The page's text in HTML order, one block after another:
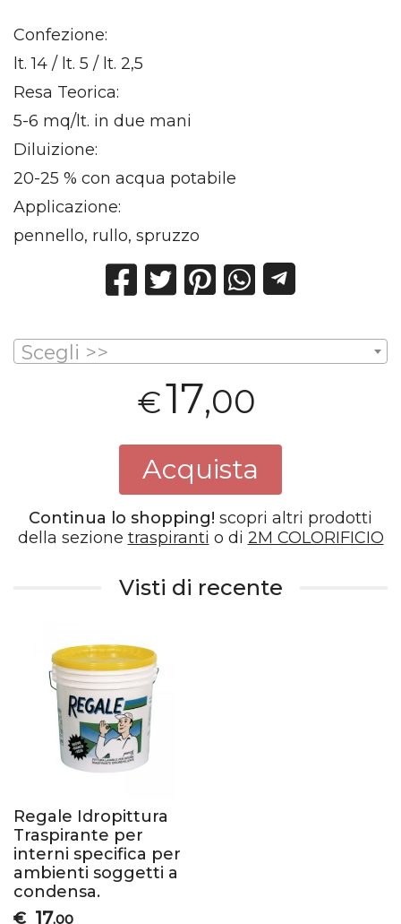
Confezione:
lt. 14 / lt. 5 / lt. 2,5
Resa Teorica:
5-6 mq/lt. in due mani
Diluizione:
20-25 % con acqua potabile
Applicazione:
pennello, rullo, spruzzo
Scegli >>
€17,00
Acquista
Continua lo shopping! scopri altri prodotti
della sezione traspiranti o di 2M COLORIFICIO
Visti di recente
Regale Idropittura
Traspirante per
interni specifica per
ambienti soggetti a
condensa.
€ 17,00